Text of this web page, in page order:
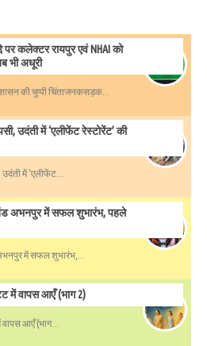
पर कलेक्टर रायपुर एवं NHAI को
भी अधूरी
की चुप्पी चिंताजनकसड़क...
उदंती में ‘एलीफेंट रेस्टोरेंट’ की
में ‘एलीफेंट...
अभनपुर में सफल शुभारंभ, पहले
में सफल शुभारंभ,...
में वापस आएँ (भाग 2)
आएँ (भाग...